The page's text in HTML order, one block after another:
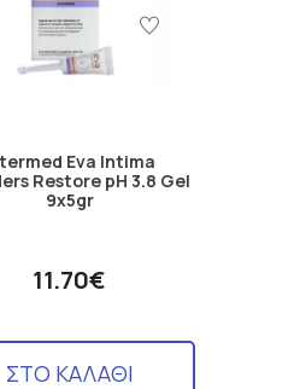
Eva Intima
Restore pH 3.8 Gel
9x5gr
11.70€
ΣΤΟ ΚΑΛΑΘΙ